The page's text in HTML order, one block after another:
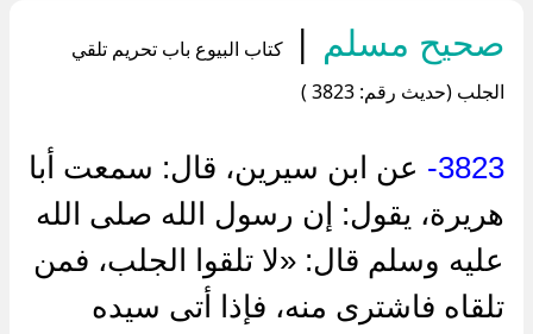
صحيح مسلم |
كتاب البيوع باب تحريم تلقي
الجلب (حديث رقم: 3823 )
3823-
عن ابن سيرين، قال: سمعت أبا
هريرة، يقول: إن رسول الله صلى الله
عليه وسلم قال: «لا تلقوا الجلب، فمن
تلقاه فاشترى منه، فإذا أتى سيده